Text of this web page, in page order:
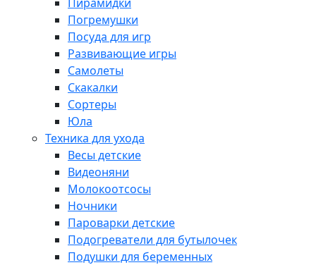
Погремушки
Посуда для игр
Развивающие игры
Самолеты
Скакалки
Сортеры
Юла
Техника для ухода
Весы детские
Видеоняни
Молокоотсосы
Ночники
Пароварки детские
Подогреватели для бутылочек
Подушки для беременных